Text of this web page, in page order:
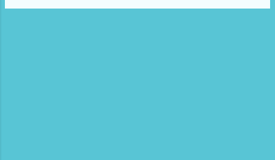
मैं हिंदी सिनेमा के चक्कर में आया था। और मुझे लगता है था कि मैं सब भूल गया